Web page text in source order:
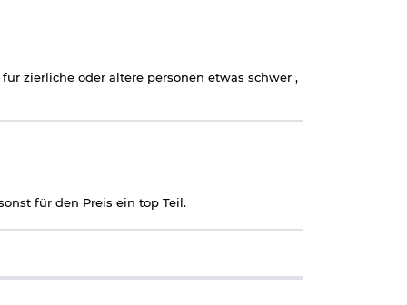
zierliche oder ältere personen etwas schwer ,
für den Preis ein top Teil.